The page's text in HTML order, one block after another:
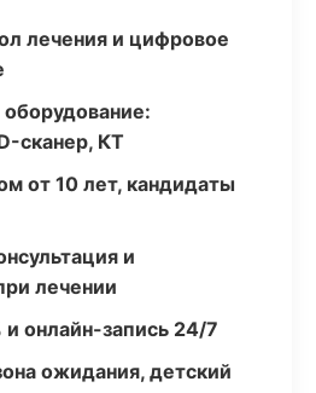
лечения и цифровое
сканер, КТ
от 10 лет, кандидаты
и
лечении
и онлайн-запись 24/7
ожидания, детский